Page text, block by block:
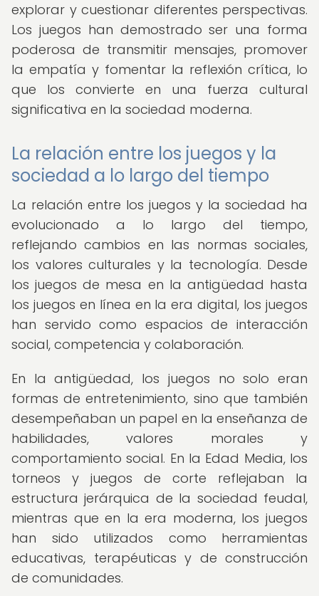
explorar y cuestionar diferentes perspectivas.
Los juegos han demostrado ser una forma
poderosa de transmitir mensajes, promover
la empatía y fomentar la reflexión crítica, lo
que los convierte en una fuerza cultural
significativa en la sociedad moderna.
La relación entre los juegos y la
sociedad a lo largo del tiempo
La relación entre los juegos y la sociedad ha
evolucionado a lo largo del tiempo,
reflejando cambios en las normas sociales,
los valores culturales y la tecnología. Desde
los juegos de mesa en la antigüedad hasta
los juegos en línea en la era digital, los juegos
han servido como espacios de interacción
social, competencia y colaboración.
En la antigüedad, los juegos no solo eran
formas de entretenimiento, sino que también
desempeñaban un papel en la enseñanza de
habilidades, valores morales y
comportamiento social. En la Edad Media, los
torneos y juegos de corte reflejaban la
estructura jerárquica de la sociedad feudal,
mientras que en la era moderna, los juegos
han sido utilizados como herramientas
educativas, terapéuticas y de construcción
de comunidades.